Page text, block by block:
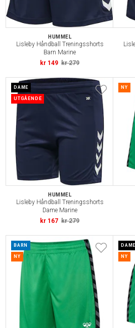
HUMMEL
Lisleby Håndball Treningsshorts
Barn Marine
kr 149 kr 279
DAME
UTGÅENDE
HUMMEL
Lisleby Håndball Treningsshorts
Dame Marine
kr 167 kr 279
NY
BARN
NY
DAME
NY